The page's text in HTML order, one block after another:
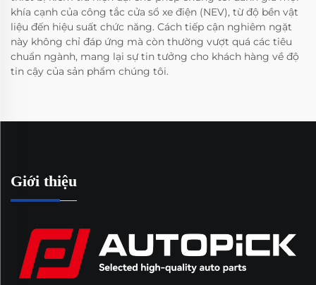
khía cạnh của công tắc cửa sổ xe điện (NEV), từ độ bền vật
liệu đến hiệu suất chức năng. Cách tiếp cận nghiêm ngặt
này không chỉ đáp ứng mà còn thường vượt quá các tiêu
chuẩn ngành, mang lại sự tin tưởng cho khách hàng về độ
tin cậy của sản phẩm chúng tôi.
Giới thiệu